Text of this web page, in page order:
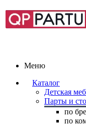
Меню
Каталог
Детская
Парты и
по
по